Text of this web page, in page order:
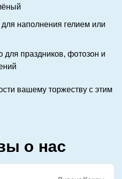
наполнения гелием или
праздников, фотозон и
вашему торжеству с этим
о нас